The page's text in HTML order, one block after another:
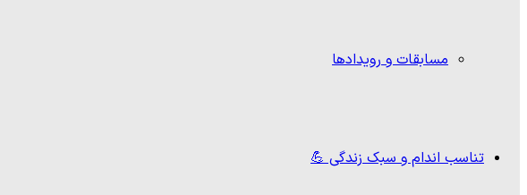
مسابقات و رویدادها
تناسب اندام و سبک زندگی 💪